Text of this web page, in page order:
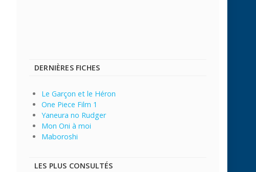
DERNIÈRES FICHES
Le Garçon et le Héron
One Piece Film 1
Yaneura no Rudger
Mon Oni à moi
Maboroshi
LES PLUS CONSULTÉS